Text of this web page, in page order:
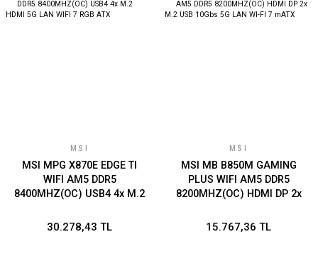
Konumlandırılan Kablo
Bağlantıları
Lisansı!
MSI
MSI MPG X870E EDGE TI
WIFI AM5 DDR5
8400MHZ(OC) USB4 4x M.2
ATX
30.278,43 TL
MSI
MSI MB B850M GAMING
PLUS WIFI AM5 DDR5
8200MHZ(OC) HDMI DP 2x
FI 7 mATX
15.767,36 TL